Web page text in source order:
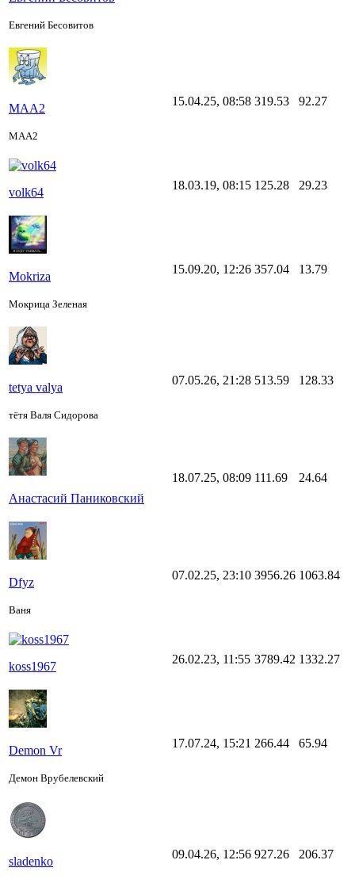
Евгений Бесовитов
МАА2
МАА2
15.04.25, 08:58 319.53 92.27
volk64
18.03.19, 08:15 125.28 29.23
Mokriza
Мокрица Зеленая
15.09.20, 12:26 357.04 13.79
tetya valya
тётя Валя Сидорова
07.05.26, 21:28 513.59 128.33
Анастасий Паниковский
18.07.25, 08:09 111.69 24.64
Dfyz
Ваня
07.02.25, 23:10 3956.26 1063.84
koss1967
26.02.23, 11:55 3789.42 1332.27
Demon Vr
Демон Врубелевский
17.07.24, 15:21 266.44 65.94
sladenko
09.04.26, 12:56 927.26 206.37